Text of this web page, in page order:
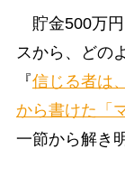
貯金500万円
スから、どの
『信じる者は
から書けた「
一節から解き